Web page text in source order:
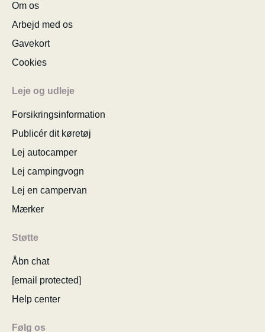
Om os
Arbejd med os
Gavekort
Cookies
Leje og udleje
Forsikringsinformation
Publicér dit køretøj
Lej autocamper
Lej campingvogn
Lej en campervan
Mærker
Støtte
Åbn chat
[email protected]
Help center
Følg os